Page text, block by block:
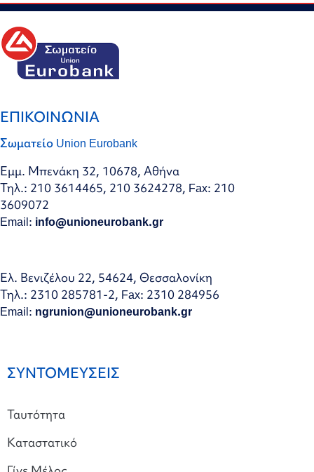
ΕΠΙΚΟΙΝΩΝΙΑ
Σωματείο Union Eurobank
Εμμ. Μπενάκη 32, 10678, Αθήνα
Τηλ.: 210 3614465, 210 3624278, Fax: 210
3609072
Email: info@unioneurobank.gr
Ελ. Βενιζέλου 22, 54624, Θεσσαλονίκη
Τηλ.: 2310 285781-2, Fax: 2310 284956
Email: ngrunion@unioneurobank.gr
ΣΥΝΤΟΜΕΥΣΕΙΣ
Ταυτότητα
Καταστατικό